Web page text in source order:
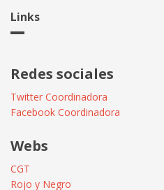
Links
Redes sociales
Twitter Coordinadora
Facebook Coordinadora
Webs
CGT
Rojo y Negro